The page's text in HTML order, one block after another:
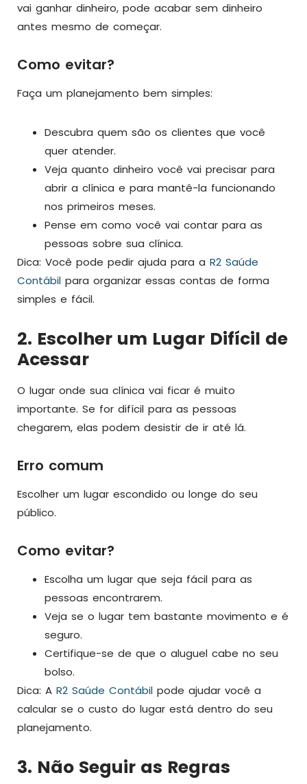
vai ganhar dinheiro, pode acabar sem dinheiro
antes mesmo de começar.
Como evitar?
Faça um planejamento bem simples:
Descubra quem são os clientes que você
quer atender.
Veja quanto dinheiro você vai precisar para
abrir a clínica e para mantê-la funcionando
nos primeiros meses.
Pense em como você vai contar para as
pessoas sobre sua clínica.
Dica: Você pode pedir ajuda para a R2 Saúde
Contábil para organizar essas contas de forma
simples e fácil.
2. Escolher um Lugar Difícil de
Acessar
O lugar onde sua clínica vai ficar é muito
importante. Se for difícil para as pessoas
chegarem, elas podem desistir de ir até lá.
Erro comum
Escolher um lugar escondido ou longe do seu
público.
Como evitar?
Escolha um lugar que seja fácil para as
pessoas encontrarem.
Veja se o lugar tem bastante movimento e é
seguro.
Certifique-se de que o aluguel cabe no seu
bolso.
Dica: A R2 Saúde Contábil pode ajudar você a
calcular se o custo do lugar está dentro do seu
planejamento.
3. Não Seguir as Regras